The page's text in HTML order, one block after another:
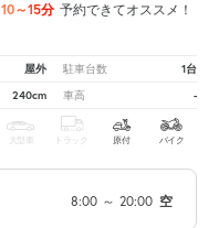
10～15分 予約できてオススメ！
屋外 駐車台数 1台
240cm 車高 -
大型車 トラック 原付 バイク
8:00 ～ 20:00 空